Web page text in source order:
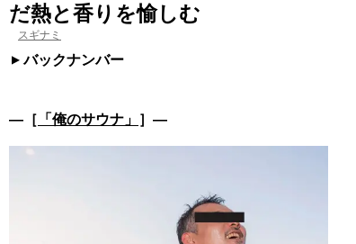
だ熱と香りを愉しむ
スギナミ
バックナンバー
―［ 「俺のサウナ」 ］―